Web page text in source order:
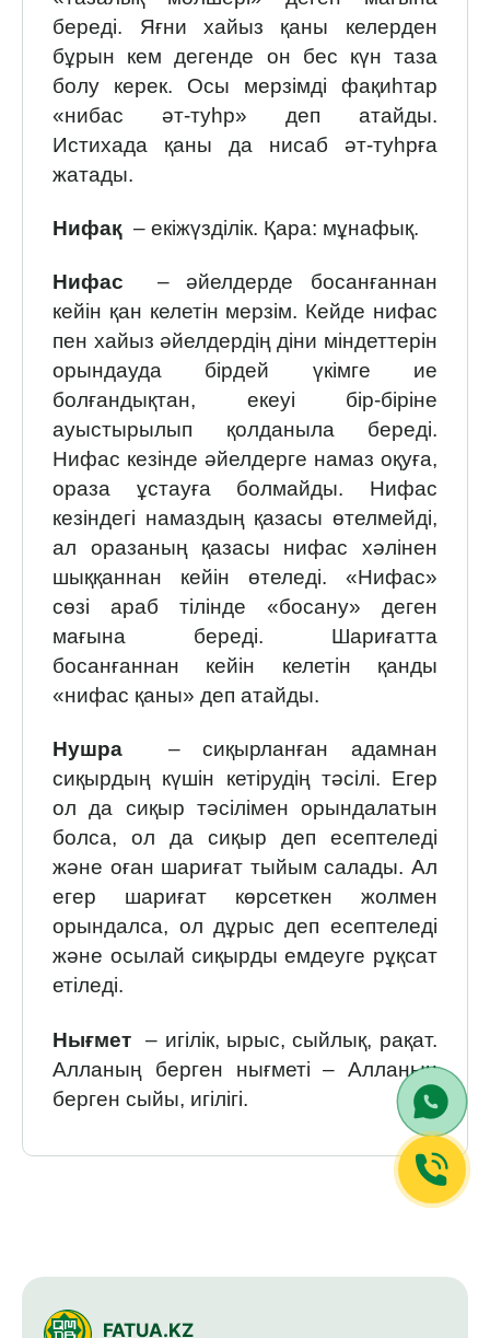
береді. Яғни хайыз қаны келерден
бұрын кем дегенде он бес күн таза
болу керек. Осы мерзімді фақиһтар
«нибас әт-туһр» деп атайды.
Истихада қаны да нисаб әт-туһрға
жатады.
Нифақ – екіжүзділік. Қара: мұнафық.
Нифас – әйелдерде босанғаннан
кейін қан келетін мерзім. Кейде нифас
пен хайыз әйелдердің діни міндеттерін
орындауда бірдей үкімге ие
болғандықтан, екеуі бір-біріне
ауыстырылып қолданыла береді.
Нифас кезінде әйелдерге намаз оқуға,
ораза ұстауға болмайды. Нифас
кезіндегі намаздың қазасы өтелмейді,
ал оразаның қазасы нифас хәлінен
шыққаннан ке­йін өтеледі. «Нифас»
сөзі араб тілінде «босану» деген
мағына береді. Шариғатта
босанғаннан кейін келетін қанды
«нифас қаны» деп атайды.
Нушра – сиқырланған адамнан
сиқырдың күшін кетірудің тәсілі. Егер
ол да сиқыр тәсілімен орындалатын
болса, ол да сиқыр деп есептеледі
және оған шариғат тыйым салады. Ал
егер шариғат көрсеткен жолмен
орындалса, ол дұрыс деп есептеледі
және осылай сиқырды емдеуге рұқсат
етіледі.
Нығмет – игілік, ырыс, сыйлық, рақат.
Алланың берген нығметі – Алланың
берген сыйы, игілігі.
FATUA.KZ